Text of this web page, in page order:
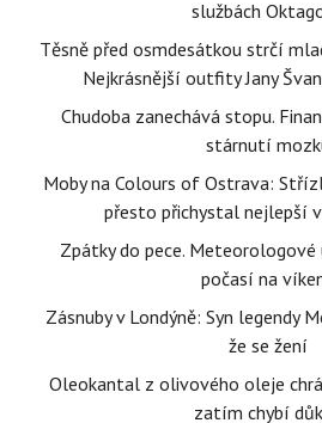
službách
Těsně před osmdesátkou strčí
Nejkrásnější outfity Jany
Chudoba zanechává stopu.
stárnutí
Moby na Colours of Ostrava:
přesto přichystal nejlepší
Zpátky do pece. Meteorologové
počasí na
Zásnuby v Londýně: Syn legendy
že se žení
Oleokantal z olivového oleje
zatím chybí